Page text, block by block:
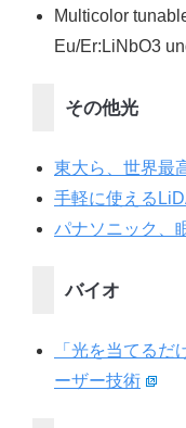
Multicolor
Eu/Er:LiNbO3
その他光
東大ら、世界最
手軽に使える
パナソニック、
バイオ
「光を当てる
ーザー技術